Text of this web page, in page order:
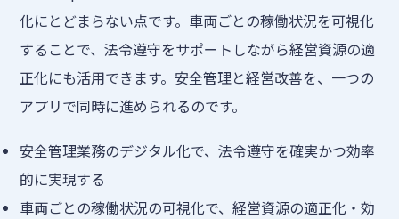
化にとどまらない点です。車両ごとの稼働状況を可視化
することで、法令遵守をサポートしながら経営資源の適
正化にも活用できます。安全管理と経営改善を、一つの
アプリで同時に進められるのです。
安全管理業務のデジタル化で、法令遵守を確実かつ効率
的に実現する
車両ごとの稼働状況の可視化で、経営資源の適正化・効